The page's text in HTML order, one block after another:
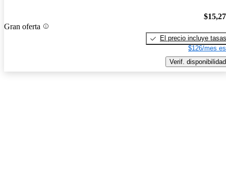
Gran oferta
El precio incluye tasas
$126/mes
Verif. disponibilidad